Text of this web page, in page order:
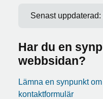
Senast uppdaterad:
Har du en
webbsidan?
Lämna en synpunkt
kontaktformulär